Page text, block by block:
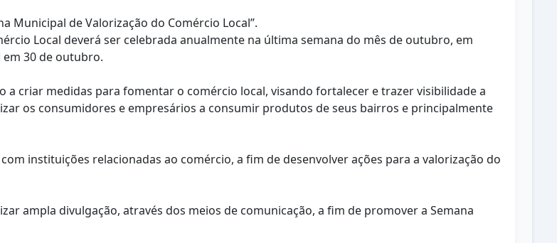
Municipal de Valorização do Comércio Local”.
Local deverá ser celebrada anualmente na última semana do mês de outubro, em
30 de outubro.
a criar medidas para fomentar o comércio local, visando fortalecer e trazer visibilidade a
os consumidores e empresários a consumir produtos de seus bairros e principalmente
instituições relacionadas ao comércio, a fim de desenvolver ações para a valorização do
ampla divulgação, através dos meios de comunicação, a fim de promover a Semana